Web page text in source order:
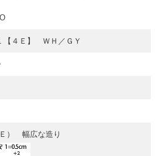
【４Ｅ】 ＷＨ／ＧＹ
） 幅広な造り